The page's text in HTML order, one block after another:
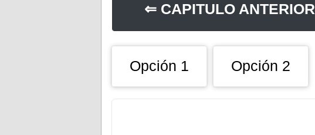
⇐ CAPITULO ANTERIOR
Opción 1 Opción 2